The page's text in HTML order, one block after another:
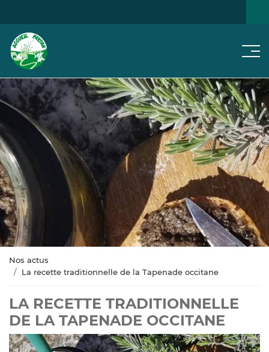
JE CHERCHE... NOTRE RÉSEAU
NOS
ACTUS
Nos actus
La recette traditionnelle de la Tapenade occitane
LA RECETTE TRADITIONNELLE
DE LA TAPENADE OCCITANE